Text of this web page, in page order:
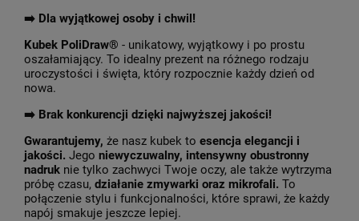
➡️ Dla wyjątkowej osoby i chwil!
Kubek PoliDraw® - unikatowy, wyjątkowy i po prostu
oszałamiający. To idealny prezent na różnego rodzaju
uroczystości i święta, który rozpocznie każdy dzień od
nowa.
➡️ Brak konkurencji dzięki najwyższej jakości!
Gwarantujemy, że nasz kubek to esencja elegancji i
jakości. Jego niewyczuwalny, intensywny obustronny
nadruk nie tylko zachwyci Twoje oczy, ale także wytrzyma
próbę czasu, działanie zmywarki oraz mikrofali. To
połączenie stylu i funkcjonalności, które sprawi, że każdy
napój smakuje jeszcze lepiej.